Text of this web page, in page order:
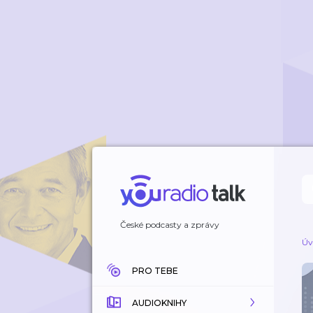
České podcasty a zprávy
PRO TEBE
AUDIOKNIHY